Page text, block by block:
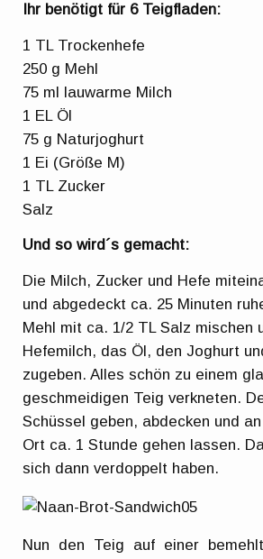
Ihr benötigt für 6 Teigfladen:
1 TL Trockenhefe
250 g Mehl
75 ml lauwarme Milch
1 EL Öl
75 g Naturjoghurt
1 Ei (Größe M)
1 TL Zucker
Salz
Und so wird´s gemacht:
Die Milch, Zucker und Hefe
und abgedeckt ca. 25 Minuten
Mehl mit ca. 1/2 TL Salz mischen
Hefemilch, das Öl, den Joghurt
zugeben. Alles schön zu einem
geschmeidigen Teig verkneten.
Schüssel geben, abdecken und
Ort ca. 1 Stunde gehen lassen.
sich dann verdoppelt haben.
Nun den Teig auf einer